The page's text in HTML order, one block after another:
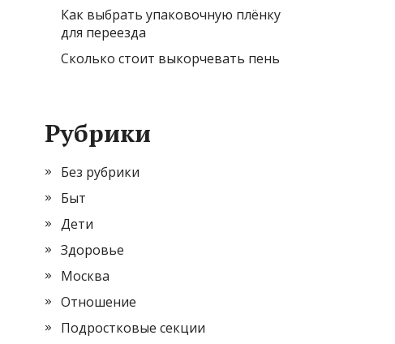
Как выбрать упаковочную плёнку
для переезда
Сколько стоит выкорчевать пень
Рубрики
Без рубрики
Быт
Дети
Здоровье
Москва
Отношение
Подростковые секции